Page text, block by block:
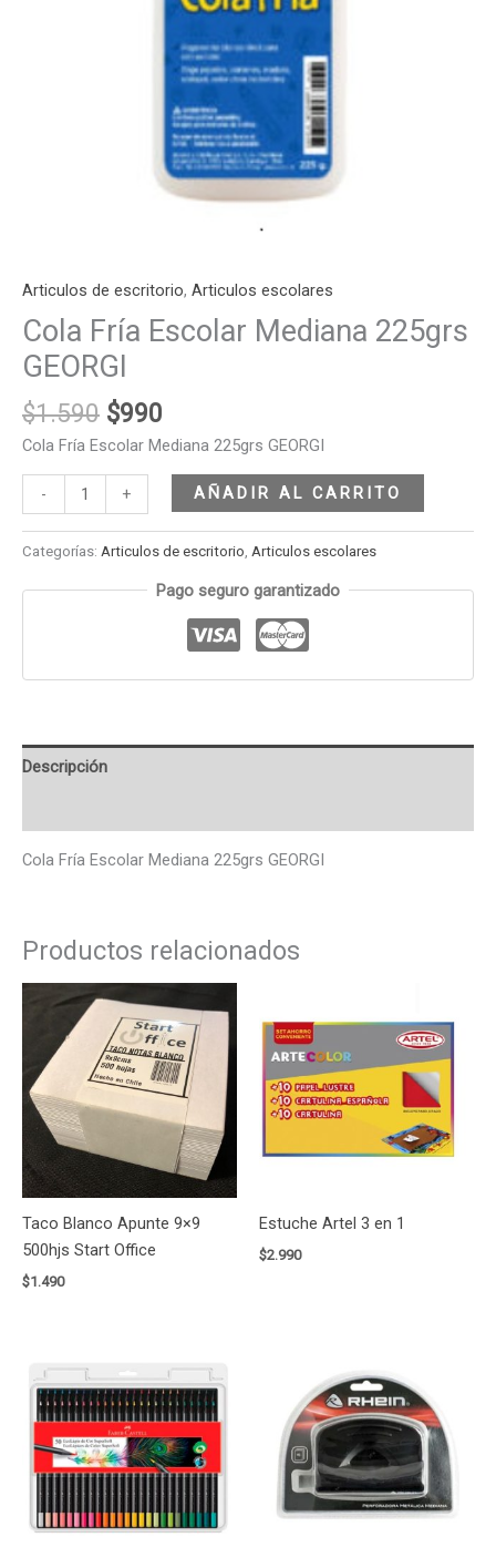
Articulos de escritorio, Articulos escolares
Cola Fría Escolar Mediana 225grs
GEORGI
$1.590 $990
Cola Fría Escolar Mediana 225grs GEORGI
- + AÑADIR AL CARRITO
Categorías: Articulos de escritorio, Articulos escolares
Pago seguro garantizado
Descripción
Cola Fría Escolar Mediana 225grs GEORGI
Productos relacionados
Taco Blanco Apunte 9×9
500hjs Start Office
$1.490
Estuche Artel 3 en 1
$2.990